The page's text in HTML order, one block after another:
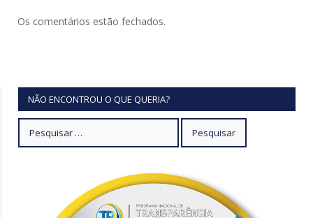
Os comentários estão fechados.
NÃO ENCONTROU O QUE QUERIA?